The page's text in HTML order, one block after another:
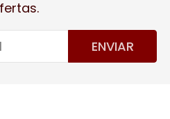
ENVIAR